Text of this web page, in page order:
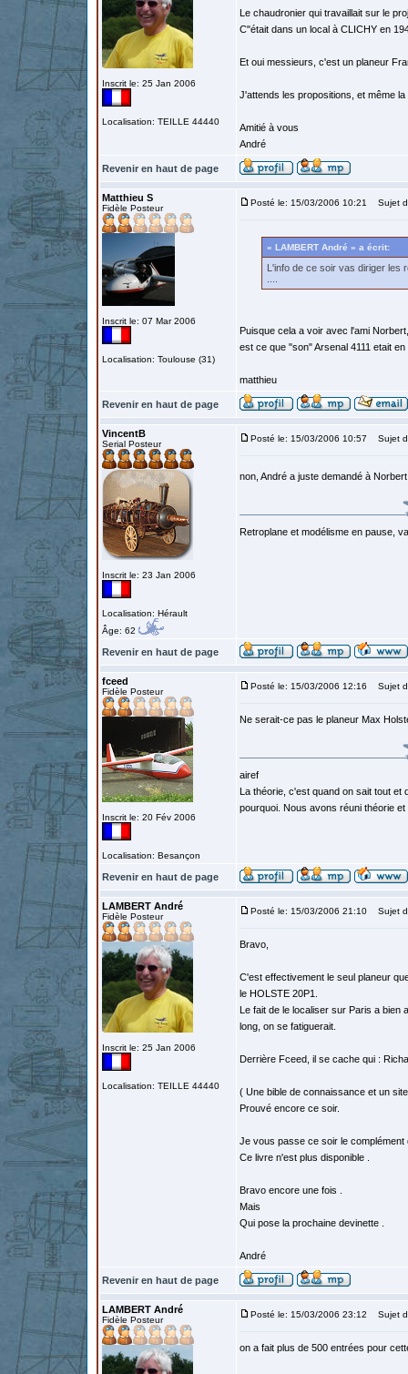
Inscrit le: 25 Jan 2006
Localisation: TEILLE 44440
Le chaudronier qui travaillait sur le
C"était dans un local à CLICHY en
Et oui messieurs, c'est un planeur
J'attends les propositions, et même
Amitié à vous
André
Revenir en haut de page
Matthieu S
Fidèle Posteur
Inscrit le: 07 Mar 2006
Localisation: Toulouse (31)
Posté le: 15/03/2006 10:21 Sujet
« LAMBERT André » a écrit:
L'info de ce soir vas diriger les
Puisque cela a voir avec l'ami
est ce que "son" Arsenal 4111 etait en
matthieu
Revenir en haut de page
VincentB
Serial Posteur
Inscrit le: 23 Jan 2006
Localisation: Hérault
Âge: 62
Posté le: 15/03/2006 10:57 Sujet
non, André a juste demandé à
Retroplane et modélisme en pause,
Revenir en haut de page
fceed
Fidèle Posteur
Inscrit le: 20 Fév 2006
Localisation: Besançon
Posté le: 15/03/2006 12:16 Sujet
Ne serait-ce pas le planeur Max
airef
La théorie, c'est quand on sait tout et
pourquoi. Nous avons réuni théorie
Revenir en haut de page
LAMBERT André
Fidèle Posteur
Inscrit le: 25 Jan 2006
Localisation: TEILLE 44440
Posté le: 15/03/2006 21:10 Sujet
Bravo,
C'est effectivement le seul planeur
le HOLSTE 20P1.
Le fait de le localiser sur Paris a bien
long, on se fatiguerait.
Derrière Fceed, il se cache qui :
( Une bible de connaissance et un
Prouvé encore ce soir.
Je vous passe ce soir le complément
Ce livre n'est plus disponible .
Bravo encore une fois .
Mais
Qui pose la prochaine devinette .
André
Revenir en haut de page
LAMBERT André
Fidèle Posteur
Posté le: 15/03/2006 23:12 Sujet
on a fait plus de 500 entrées pour